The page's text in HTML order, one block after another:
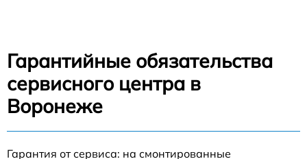
Гарантийные обязательства
сервисного центра в
Воронеже
Гарантия от сервиса: на смонтированные